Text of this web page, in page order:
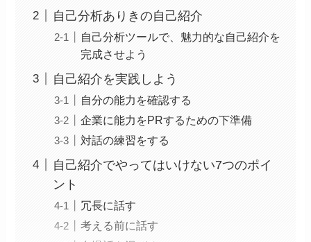
自己分析ありきの自己紹介
自己分析ツールで、魅力的な自己紹介を
完成させよう
自己紹介を実践しよう
自分の能力を確認する
企業に能力をPRするための下準備
対話の練習をする
自己紹介でやってはいけない7つのポイ
ント
冗長に話す
考える前に話す